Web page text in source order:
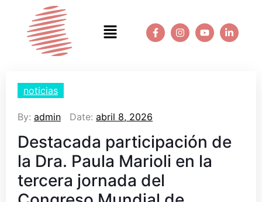
noticias
By: admin Date: abril 8, 2026
Destacada participación de
la Dra. Paula Marioli en la
tercera jornada del